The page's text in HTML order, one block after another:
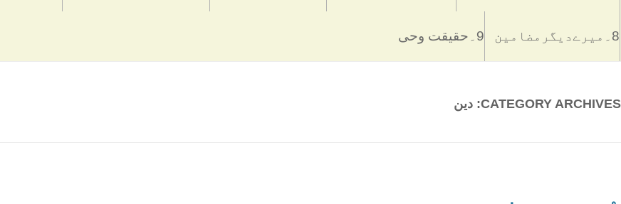
8۔میرےدیگرمضامین 9۔حقیقت وحی
CATEGORY ARCHIVES: دین